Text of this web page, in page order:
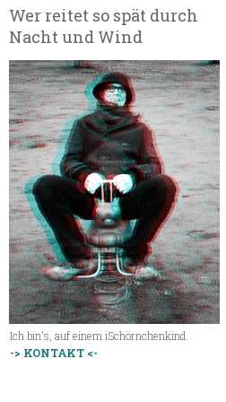
Wer reitet so spät durch
Nacht und Wind
Ich bin's, auf einem iSchörnchenkind.
-> KONTAKT <-